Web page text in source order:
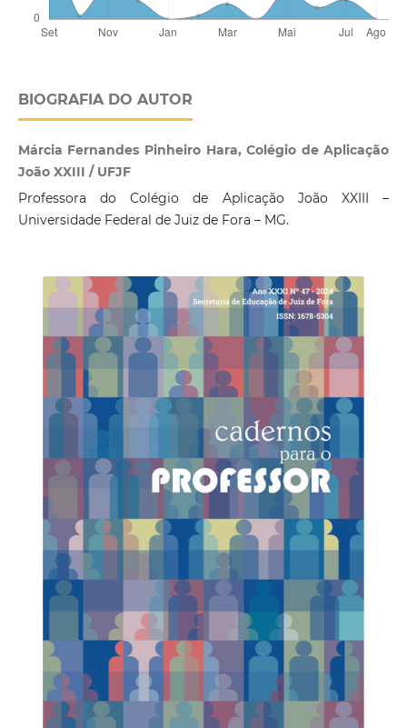
BIOGRAFIA DO AUTOR
Márcia Fernandes Pinheiro Hara, Colégio de Aplicação
João XXIII / UFJF
Professora do Colégio de Aplicação João XXIII –
Universidade Federal de Juiz de Fora – MG.